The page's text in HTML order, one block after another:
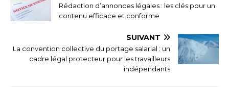
Rédaction d’annonces légales : les clés pour un
contenu efficace et conforme
SUIVANT
La convention collective du portage salarial : un
cadre légal protecteur pour les travailleurs
indépendants